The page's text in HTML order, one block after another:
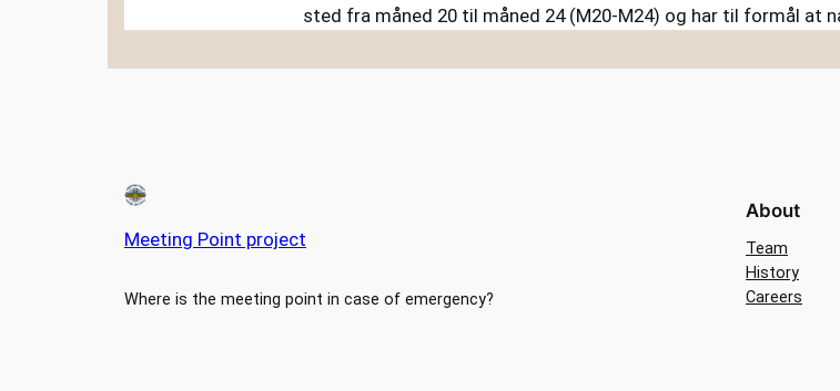
sted fra måned 20 til måned 24 (M20-M24) og har til formål at
Meeting Point project
Where is the meeting point in case of emergency?
About
Team
History
Careers